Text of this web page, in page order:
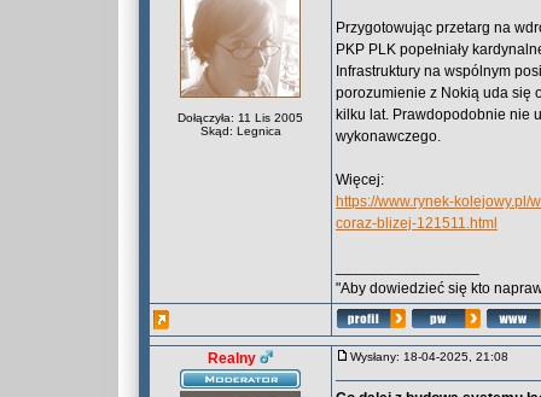
Dołączyła: 11 Lis 2005
Skąd: Legnica
Przygotowując przetarg na
PKP PLK popełniały
Infrastruktury na wspólnym
porozumienie z Nokią uda się
kilku lat. Prawdopodobnie nie
wykonawczego.
Więcej:
https://www.rynek-
coraz-blizej-121511.html
"Aby dowiedzieć się kto
Realny Wysłany: 18-04-2025, 21:08